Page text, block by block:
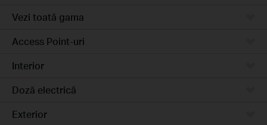
Vezi toată gama
Access Point-uri
Interior
Doză electrică
Exterior